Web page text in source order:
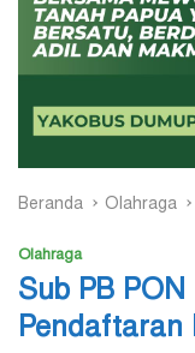
Beranda Olahraga
Olahraga
Sub PB
Pendaftaran